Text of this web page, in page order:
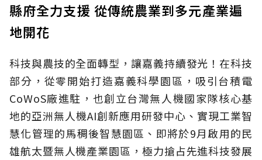
縣府全力支援 從傳統農業到多元產業遍
地開花
科技與農技的全面轉型，讓嘉義持續發光！在科技
部分，從零開始打造嘉義科學園區，吸引台積電
CoWoS廠進駐，也創立台灣無人機國家隊核心基
地的亞洲無人機AI創新應用研發中心、實現工業智
慧化管理的馬稠後智慧園區、即將於9月啟用的民
雄航太暨無人機產業園區，極力搶占先進科技發展